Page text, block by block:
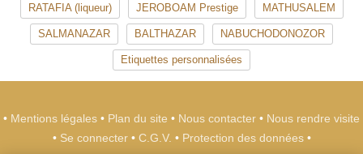
RATAFIA (liqueur) JEROBOAM Prestige MATHUSALEM
SALMANAZAR BALTHAZAR NABUCHODONOZOR
Etiquettes personnalisées
• Mentions légales • Plan du site • Nous contacter • Nous rendre visite
• Se connecter • C.G.V. • Protection des données •